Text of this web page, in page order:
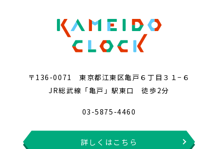
〒136-0071 東京都江東区亀戸６丁目３１−６
JR総武線「亀戸」駅東口 徒歩2分
03-5875-4460
詳しくはこちら